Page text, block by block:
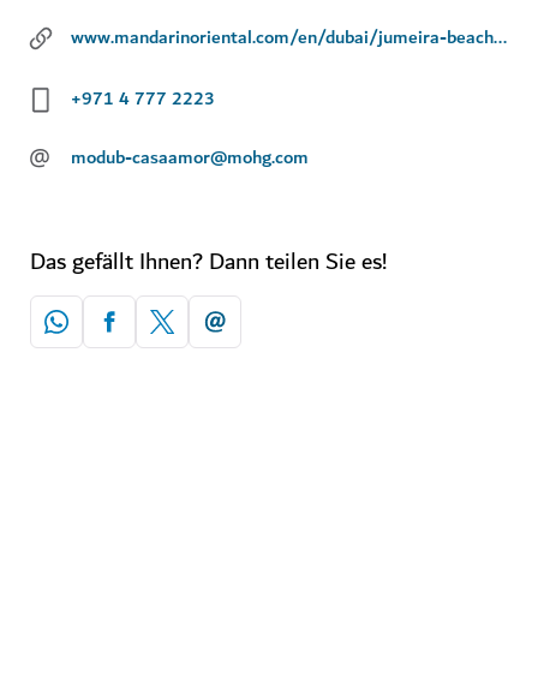
www.mandarinoriental.com/en/dubai/jumeira-beach/dine/casa-amor
+971 4 777 2223
@ modub-casaamor@mohg.com
Das gefällt Ihnen? Dann teilen Sie es!